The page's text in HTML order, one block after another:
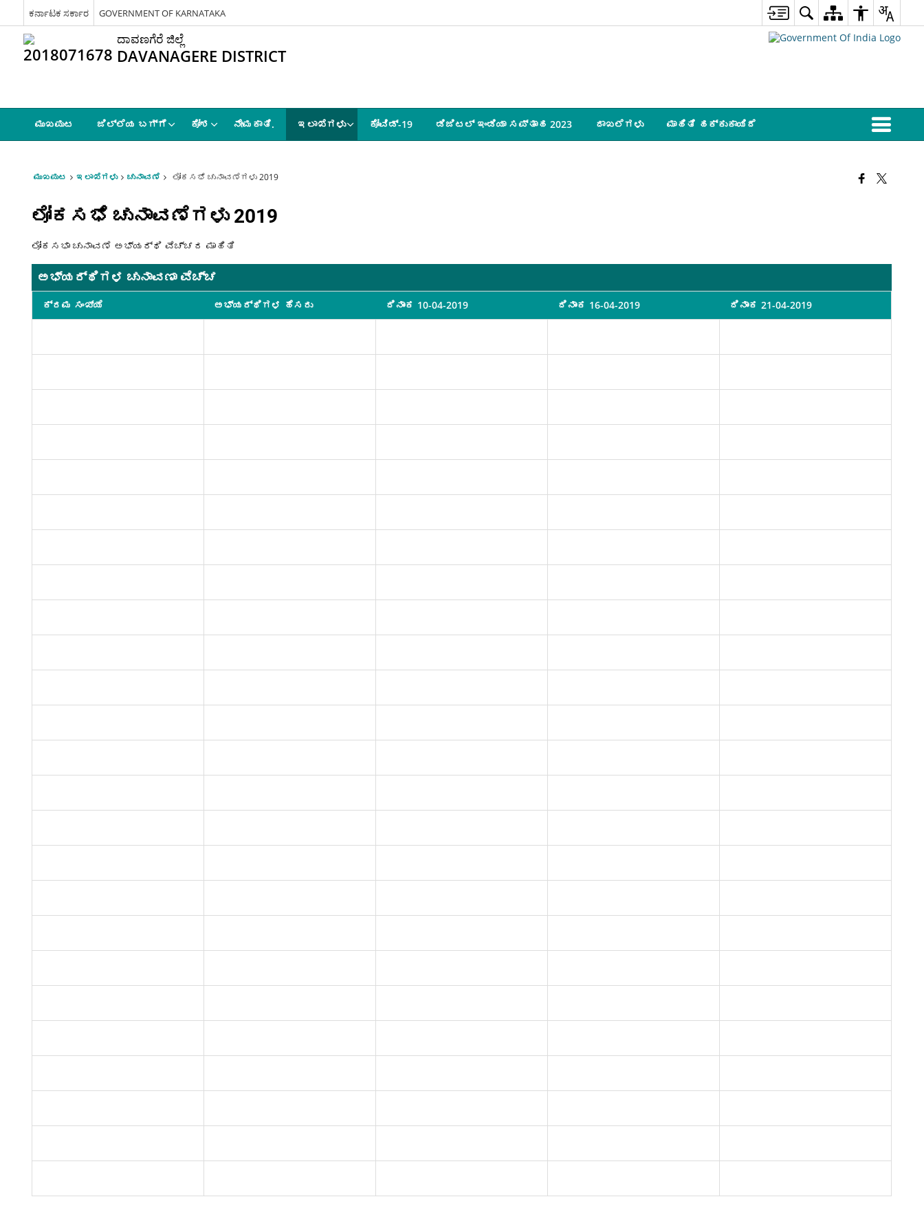
ಕರ್ನಾಟಕ ಸರ್ಕಾರ GOVERNMENT OF KARNATAKA
ದಾವಣಗೆರೆ ಜಿಲ್ಲೆ
DAVANAGERE DISTRICT
ಮುಖಪುಟ ಜಿಲ್ಲೆಯ ಬಗ್ಗೆ ಕೋಶ ನೇಮಕಾತಿ. ಇಲಾಖೆಗಳು ಕೋವಿಡ್-19 ಡಿಜಿಟಲ್ ಇಂಡಿಯಾ ಸಪ್ತಾಹ 2023 ದಾಖಲೆಗಳು ಮಾಹಿತಿ ಹಕ್ಕುಕಾಯಿದೆ
ಮುಖಪುಟ ಇಲಾಖೆಗಳು ಚುನಾವಣೆ ಲೋಕಸಭೆ ಚುನಾವಣೆಗಳು 2019
ಲೋಕಸಭೆ ಚುನಾವಣೆಗಳು 2019
ಲೋಕಸಭಾ ಚುನಾವಣೆ ಅಭ್ಯರ್ಥಿ ವೆಚ್ಚದ ಮಾಹಿತಿ
ಅಭ್ಯರ್ಥಿಗಳ ಚುನಾವಣಾ ವೆಚ್ಚ
ಕ್ರಮ ಸಂಖ್ಯೆ ಅಭ್ಯರ್ಥಿಗಳ ಹೆಸರು ದಿನಾಂಕ 10-04-2019 ದಿನಾಂಕ 16-04-2019 ದಿನಾಂಕ 21-04-2019